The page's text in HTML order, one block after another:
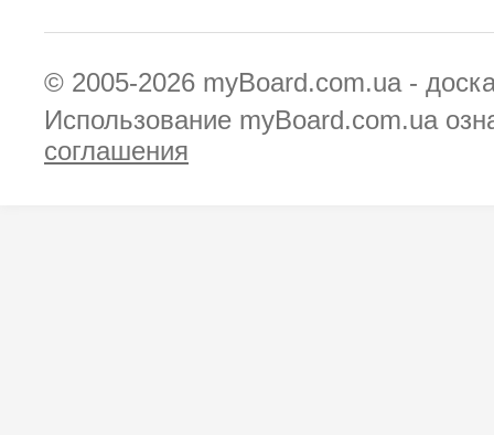
© 2005-2026 myBoard.com.ua -
Использование myBoard.com.ua
соглашения